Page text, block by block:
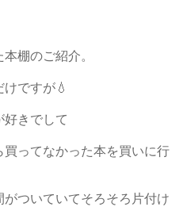
棚のご紹介。
ですが💧
好きでして
ってなかった本を買いに行
ついていてそろそろ片付け